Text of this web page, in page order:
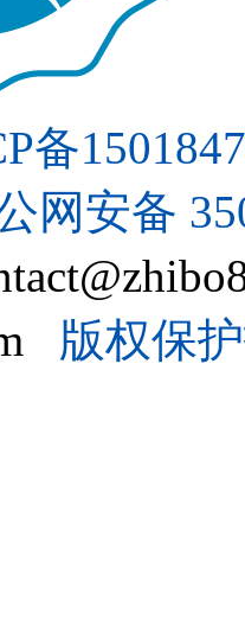
备
网安备
版权保